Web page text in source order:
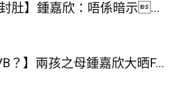
封肚】鍾嘉欣：唔係暗示...
？】兩孩之母鍾嘉欣大晒F...